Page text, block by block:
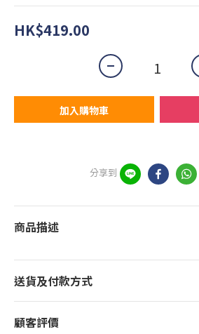
HK$419.00
加入購物車
分享到
商品描述
送貨及付款方式
顧客評價